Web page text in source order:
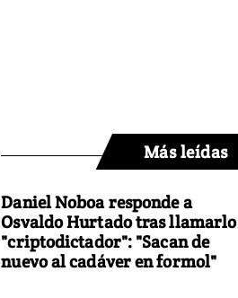
Más leídas
Daniel Noboa responde a
Osvaldo Hurtado tras llamarlo
"criptodictador": "Sacan de
nuevo al cadáver en formol"